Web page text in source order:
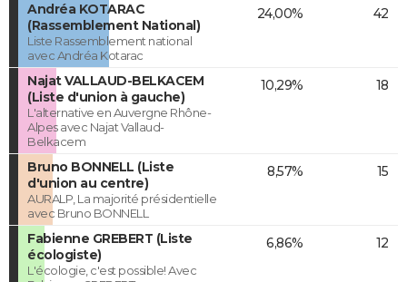
Andréa KOTARAC
(Rassemblement National)
Liste Rassemblement national
avec Andréa Kotarac
24,00% 42
Najat VALLAUD-BELKACEM
(Liste d'union à gauche)
L'alternative en Auvergne Rhône-
Alpes avec Najat Vallaud-
Belkacem
10,29% 18
Bruno BONNELL (Liste
d'union au centre)
AURALP, La majorité présidentielle
avec Bruno BONNELL
8,57% 15
Fabienne GREBERT (Liste
écologiste)
L'écologie, c'est possible! Avec
6,86% 12